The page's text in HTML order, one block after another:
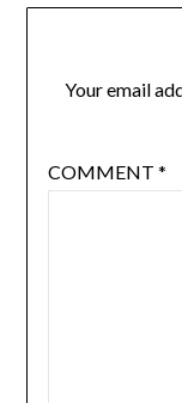
Your email
COMMENT *